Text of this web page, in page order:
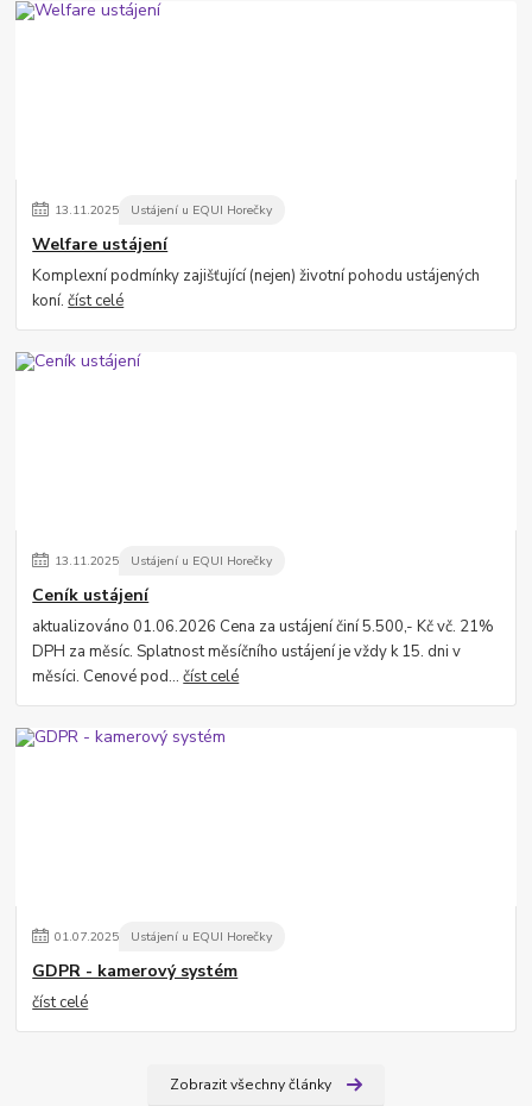
13.11.2025 Ustájení u EQUI Horečky
Welfare ustájení
Komplexní podmínky zajišťující (nejen) životní pohodu ustájených
koní.číst celé
13.11.2025 Ustájení u EQUI Horečky
Ceník ustájení
aktualizováno 01.06.2026 Cena za ustájení činí 5.500,- Kč vč. 21%
DPH za měsíc. Splatnost měsíčního ustájení je vždy k 15. dni v
měsíci. Cenové pod...číst celé
01.07.2025 Ustájení u EQUI Horečky
GDPR - kamerový systém
číst celé
Zobrazit všechny články